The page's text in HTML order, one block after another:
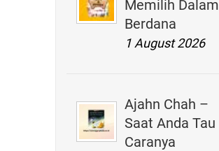
Memilih Dalam
Berdana
1 August 2026
Ajahn Chah –
Saat Anda Tau
Caranya